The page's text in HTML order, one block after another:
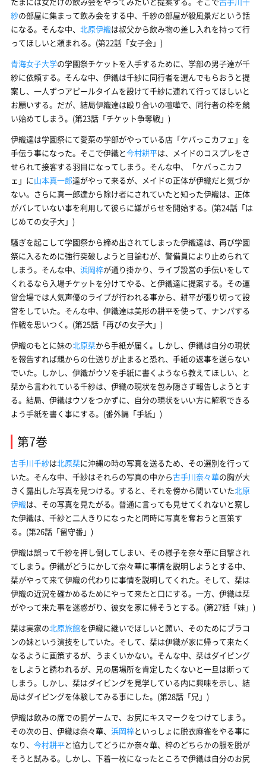
紗の部屋に集まって飲み会をする中、千紗の部屋が殺風景だという話
になる。そんな中、 北原伊織は叔父から飲み物の差し入れを持って行
ってほしいと頼まれる。(第22話「女子会」)
青海女子大学の学園祭チケットを入手するために、学部の男子達が千
紗に依頼する。そんな中、伊織は千紗に同行者を選んでもらおうと提
案し、一人ずつアピールタイムを設けて千紗に連れて行ってほしいと
お願いする。だが、結局伊織達は殴り合いの喧嘩で、同行者の枠を競
い始めてしまう。(第23話「チケット争奪戦」)
伊織達は学園祭にて愛菜の学部がやっている店「ケバっこカフェ」を
手伝う事になった。そこで伊織と今村耕平は、メイドのコスプレをさ
せられて接客する羽目になってしまう。そんな中、「ケバっこカフ
ェ」に山本真一郎達がやって来るが、メイドの正体が伊織だと気づか
ない。さらに真一郎達から除け者にされていたと知った伊織は、正体
がバレていない事を利用して彼らに嫌がらせを開始する。(第24話「は
じめての女子大」)
騒ぎを起こして学園祭から締め出されてしまった伊織達は、再び学園
祭に入るために強行突破しようと目論むが、警備員により止められて
しまう。そんな中、 浜岡梓が通り掛かり、ライブ設営の手伝いをして
くれるなら入場チケットを分けてやる、と伊織達に提案する。その運
営会場では人気声優のライブが行われる事から、耕平が張り切って設
営をしていた。そんな中、伊織達は美形の耕平を使って、ナンパする
作戦を思いつく。(第25話「再びの女子大」)
伊織のもとに妹の北原栞から手紙が届く。しかし、伊織は自分の現状
を報告すれば親からの仕送りが止まると恐れ、手紙の返事を送らない
でいた。しかし、伊織がウソを手紙に書くようなら教えてほしい、と
栞から言われている千紗は、伊織の現状を包み隠さず報告しようとす
る。結局、伊織はウソをつかずに、自分の現状をいい方に解釈できる
よう手紙を書く事にする。(番外編「手紙」)
第7巻
古手川千紗は北原栞に沖縄の時の写真を送るため、その選別を行って
いた。そんな中、千紗はそれらの写真の中から古手川奈々華の胸が大
きく露出した写真を見つける。すると、それを傍から聞いていた北原
伊織は、その写真を見たがる。普通に言っても見せてくれないと察し
た伊織は、千紗と二人きりになったと同時に写真を奪おうと画策す
る。(第26話「留守番」)
伊織は誤って千紗を押し倒してしまい、その様子を奈々華に目撃され
てしまう。伊織がどうにかして奈々華に事情を説明しようとする中、
栞がやって来て伊織の代わりに事情を説明してくれた。そして、栞は
伊織の近況を確かめるためにやって来たと口にする。一方、伊織は栞
がやって来た事を迷惑がり、彼女を家に帰そうとする。(第27話「妹」)
栞は実家の北原旅館を伊織に継いでほしいと願い、そのためにブラコ
ンの妹という演技をしていた。そして、栞は伊織が家に帰って来たく
なるように画策するが、うまくいかない。そんな中、栞はダイビング
をしようと誘われるが、兄の居場所を肯定したくないと一旦は断って
しまう。しかし、栞はダイビングを見学している内に興味を示し、結
局はダイビングを体験してみる事にした。(第28話「兄」)
伊織は飲みの席での罰ゲームで、お尻にキスマークをつけてしまう。
その次の日、伊織は奈々華、 浜岡梓といっしょに脱衣麻雀をやる事に
なり、 今村耕平と協力してどうにか奈々華、梓のどちらかの服を脱が
そうと試みる。しかし、下着一枚になったところで伊織は自分のお尻